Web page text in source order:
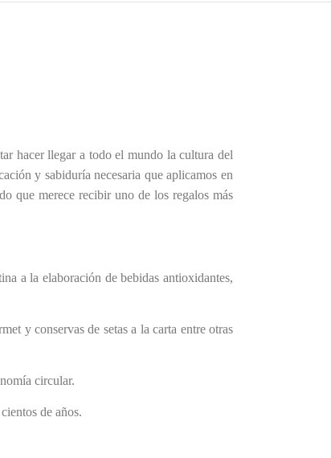
hacer llegar a todo el mundo la cultura del
y sabiduría necesaria que aplicamos en
que merece recibir uno de los regalos más
a la elaboración de bebidas antioxidantes,
y conservas de setas a la carta entre otras
circular.
de años.